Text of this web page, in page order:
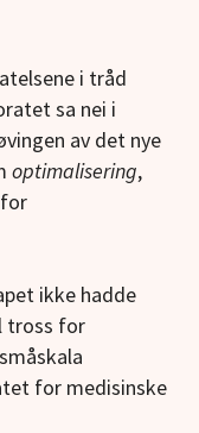
i tråd
sa nei i
av det nye
optimalisering,
ikke hadde
tross for
for medisinske